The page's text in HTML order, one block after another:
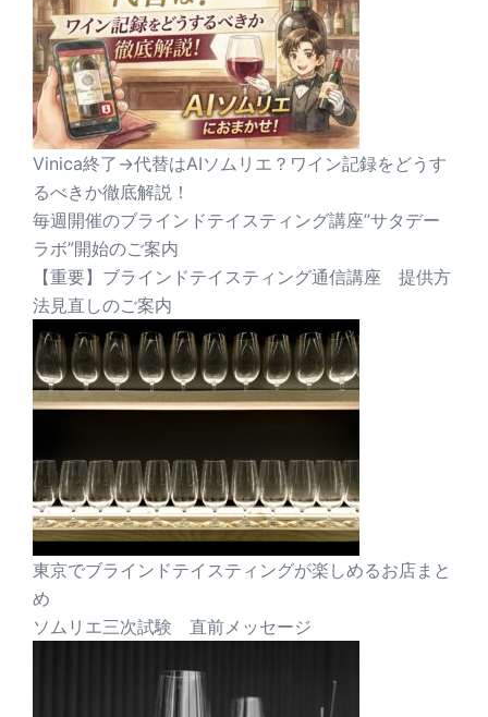
Vinica終了→代替はAIソムリエ？ワイン記録をどうす
るべきか徹底解説！
毎週開催のブラインドテイスティング講座”サタデー
ラボ”開始のご案内
【重要】ブラインドテイスティング通信講座 提供方
法見直しのご案内
東京でブラインドテイスティングが楽しめるお店まと
め
ソムリエ三次試験 直前メッセージ